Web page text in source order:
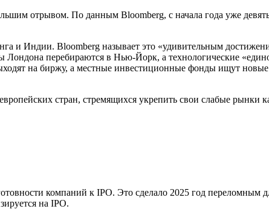
отрывом. По данным Bloomberg, с начала года уже
и Индии. Bloomberg называет это «удивительным
Лондона перебираются в Нью-Йорк, а технологические
на биржу, а местные инвестиционные фонды ищут новые
стран, стремящихся укрепить свои слабые рынки
компаний к IPO. Это сделало 2025 год переломным
на IPO.